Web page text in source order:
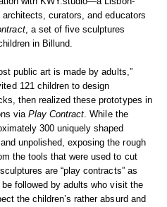
curators, and educators
, a set of five sculptures
in Billund.
public art is made by adults,”
121 children to design
then realized these prototypes in
via Play Contract . While the
300 uniquely shaped
unpolished, exposing the rough
the tools that were used to cut
are “play contracts” as
followed by adults who visit the
the children’s rather absurd and